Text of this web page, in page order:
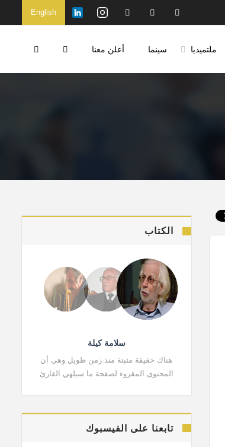
English
ملتميديا سينما أعلن معنا
الكتاب
سلامة كيلة
هناك حقيقة مثبتة منذ زمن طويل وهي أن
المحتوى المقروء لصفحة ما سيلهي القارئ
تابعنا على الفيسبوك